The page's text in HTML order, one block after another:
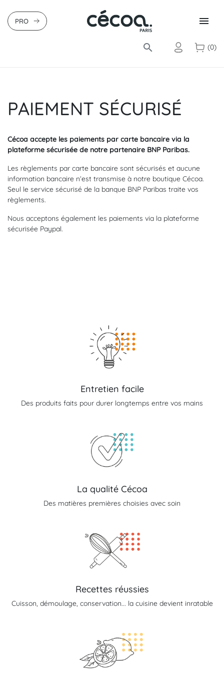

PRO
search (0)
PAIEMENT SÉCURISÉ
Cécoa accepte les paiements par carte bancaire via la
plateforme sécurisée de notre partenaire BNP Paribas.
Les règlements par carte bancaire sont sécurisés et aucune
information bancaire n’est transmise à notre boutique Cécoa.
Seul le service sécurisé de la banque BNP Paribas traite vos
règlements.
Nous acceptons également les paiements via la plateforme
sécurisée Paypal.
Entretien facile
Des produits faits pour durer longtemps entre vos mains
La qualité Cécoa
Des matières premières choisies avec soin
Recettes réussies
Cuisson, démoulage, conservation... la cuisine devient inratable